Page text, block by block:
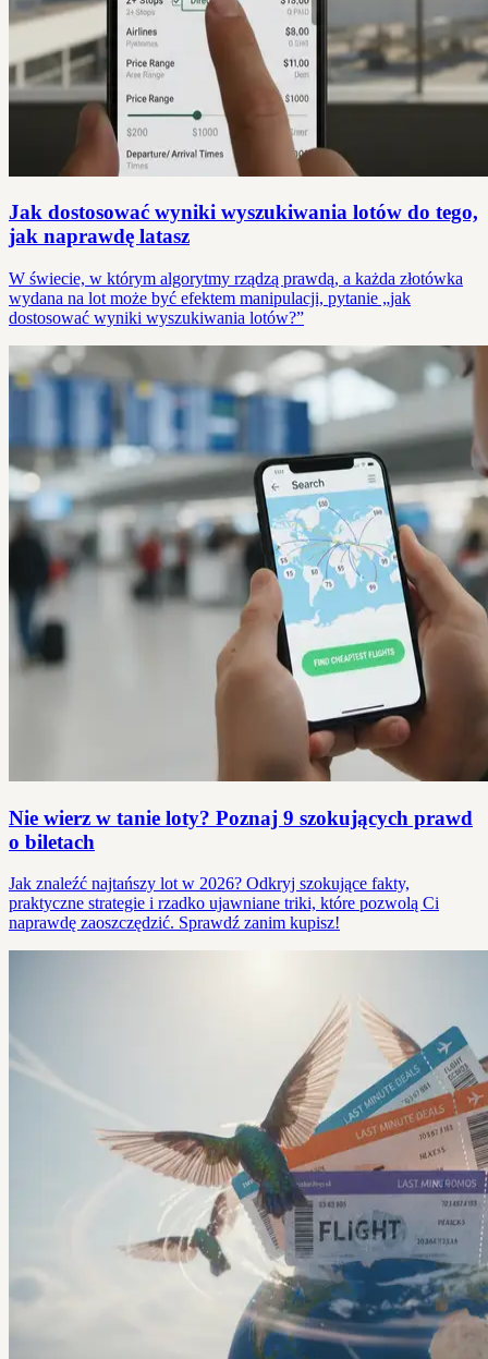
Jak dostosować wyniki wyszukiwania lotów do tego,
jak naprawdę latasz
W świecie, w którym algorytmy rządzą prawdą, a każda złotówka
wydana na lot może być efektem manipulacji, pytanie „jak
dostosować wyniki wyszukiwania lotów?”
Nie wierz w tanie loty? Poznaj 9 szokujących prawd
o biletach
Jak znaleźć najtańszy lot w 2026? Odkryj szokujące fakty,
praktyczne strategie i rzadko ujawniane triki, które pozwolą Ci
naprawdę zaoszczędzić. Sprawdź zanim kupisz!